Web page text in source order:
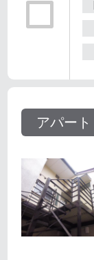
アパート